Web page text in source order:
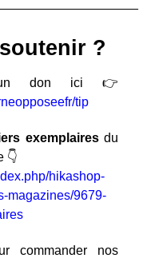
?
un don ici 👉
tip
exemplairesdu
👇
hikashop-
magazines/9679-
commander nos